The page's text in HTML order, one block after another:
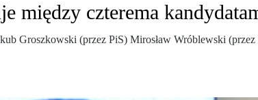
między czterema
Groszkowski (przez PiS) Mirosław Wróblewski